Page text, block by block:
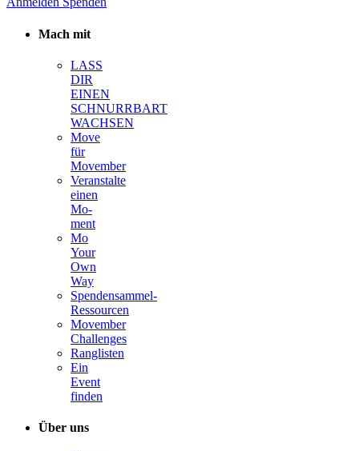
Mach mit
LASS
DIR
EINEN
SCHNURRBART
WACHSEN
Move
für
Movember
Veranstalte
einen
Mo-
ment
Mo
Your
Own
Way
Spendensammel-
Ressourcen
Movember
Challenges
Ranglisten
Ein
Event
finden
Über uns